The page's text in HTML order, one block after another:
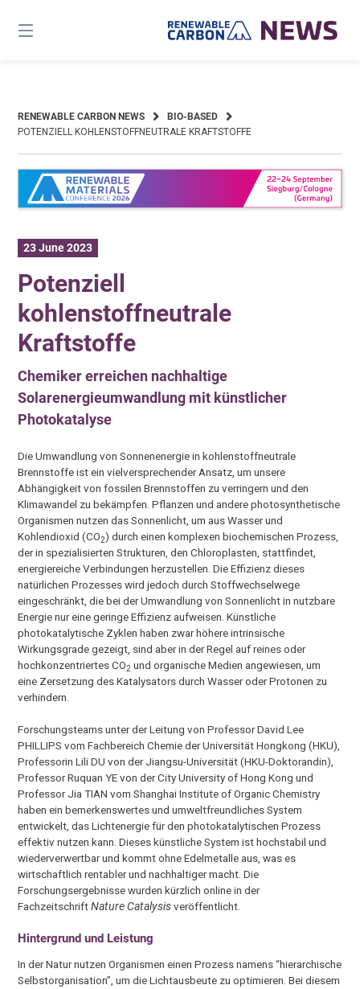
content
RENEWABLE CARBON NEWS
BIO-BASED
POTENZIELL KOHLENSTOFFNEUTRALE KRAFTSTOFFE
23 June 2023
Potenziell
kohlenstoffneutrale
Kraftstoffe
Chemiker erreichen nachhaltige
Solarenergieumwandlung mit künstlicher
Photokatalyse
Die Umwandlung von Sonnenenergie in kohlenstoffneutrale
Brennstoffe ist ein vielversprechender Ansatz, um unsere
Abhängigkeit von fossilen Brennstoffen zu verringern und den
Klimawandel zu bekämpfen. Pflanzen und andere photosynthetische
Organismen nutzen das Sonnenlicht, um aus Wasser und
Kohlendioxid (CO2) durch einen komplexen biochemischen Prozess,
der in spezialisierten Strukturen, den Chloroplasten, stattfindet,
energiereiche Verbindungen herzustellen. Die Effizienz dieses
natürlichen Prozesses wird jedoch durch Stoffwechselwege
eingeschränkt, die bei der Umwandlung von Sonnenlicht in nutzbare
Energie nur eine geringe Effizienz aufweisen. Künstliche
photokatalytische Zyklen haben zwar höhere intrinsische
Wirkungsgrade gezeigt, sind aber in der Regel auf reines oder
hochkonzentriertes CO2 und organische Medien angewiesen, um
eine Zersetzung des Katalysators durch Wasser oder Protonen zu
verhindern.
Forschungsteams unter der Leitung von Professor David Lee
PHILLIPS vom Fachbereich Chemie der Universität Hongkong (HKU),
Professorin Lili DU von der Jiangsu-Universität (HKU-Doktorandin),
Professor Ruquan YE von der City University of Hong Kong und
Professor Jia TIAN vom Shanghai Institute of Organic Chemistry
haben ein bemerkenswertes und umweltfreundliches System
entwickelt, das Lichtenergie für den photokatalytischen Prozess
effektiv nutzen kann. Dieses künstliche System ist hochstabil und
wiederverwertbar und kommt ohne Edelmetalle aus, was es
wirtschaftlich rentabler und nachhaltiger macht. Die
Forschungsergebnisse wurden kürzlich online in der
FachzeitschriftNature Catalysisveröffentlicht.
Hintergrund und Leistung
In der Natur nutzen Organismen einen Prozess namens “hierarchische
Selbstorganisation”, um die Lichtausbeute zu optimieren. Bei diesem